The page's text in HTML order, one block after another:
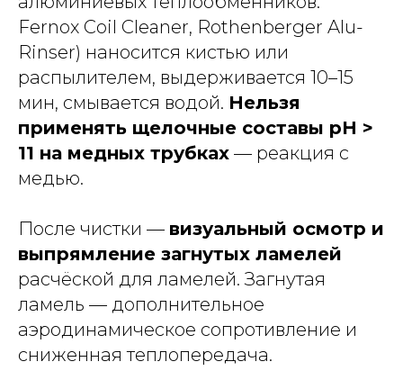
Fernox Coil Cleaner, Rothenberger Alu-
Rinser) наносится кистью или
распылителем, выдерживается 10–15
мин, смывается водой. Нельзя
применять щелочные составы pH >
11 на медных трубках — реакция с
медью.
После чистки — визуальный осмотр и
выпрямление загнутых ламелей
расчёской для ламелей. Загнутая
ламель — дополнительное
аэродинамическое сопротивление и
сниженная теплопередача.